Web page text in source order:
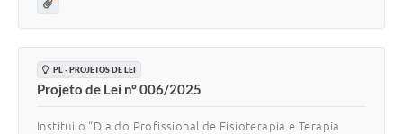
PL - PROJETOS DE LEI
Projeto de Lei nº 006/2025
Institui o “Dia do Profissional de Fisioterapia e Terapia